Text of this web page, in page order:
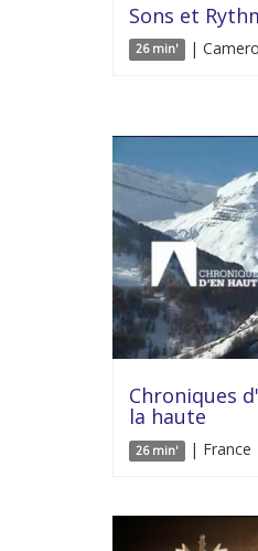
Sons et
26 min' |
Chroniques
la haute
26 min' | France